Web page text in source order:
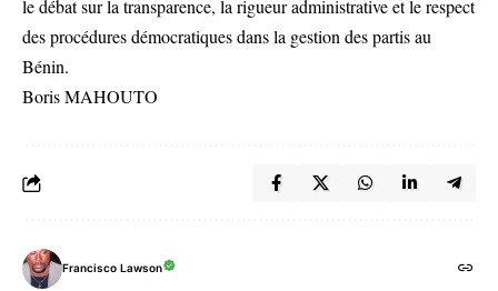
le débat sur la transparence, la rigueur administrative et le respect
des procédures démocratiques dans la gestion des partis au
Bénin.
Boris MAHOUTO
Francisco Lawson